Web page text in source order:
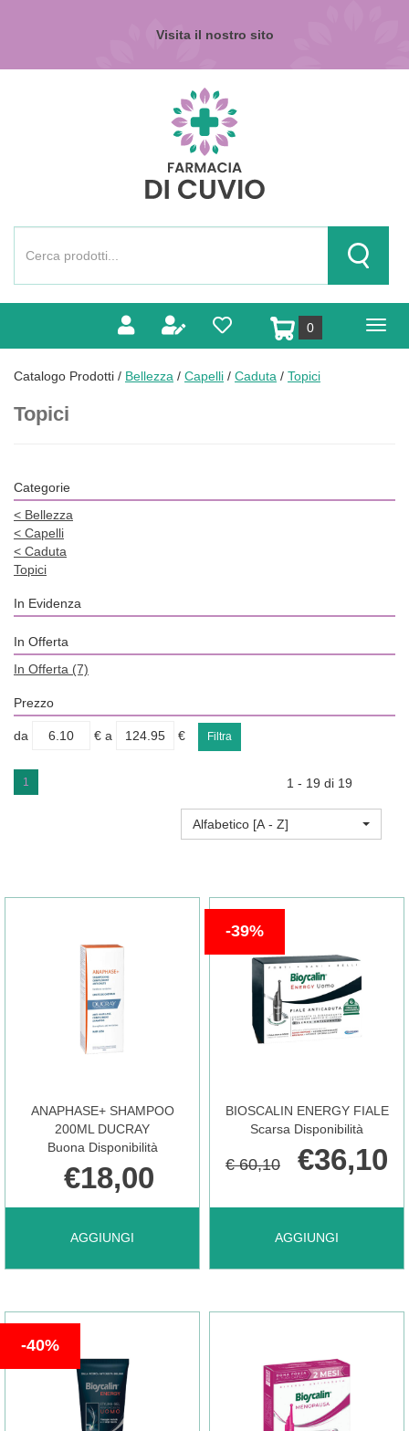
Visita il nostro sito
Prodotto
Cerca
0prodotti
inseriti
Catalogo Prodotti / Bellezza / Capelli / Caduta / Topici
Topici
Categorie
< Bellezza
< Capelli
< Caduta
Topici
In Evidenza
In Offerta
In Offerta (7)
Prezzo
filtra
da €
filtra
a €
1 1 - 19 di 19
Alfabetico [A - Z]
ANAPHASE+ SHAMPOO
200ML DUCRAY
Buona Disponibilità
€18,00
AGGIUNGI
AGGIUNGI ANAPHASE+
DUCRAY AL
BIOSCALIN ENERGY FIALE
Scarsa Disponibilità
39%
€ 60,10 €36,10
AGGIUNGI
AGGIUNGI BIOSCALIN
FIALE AL
CARRELLO
40%